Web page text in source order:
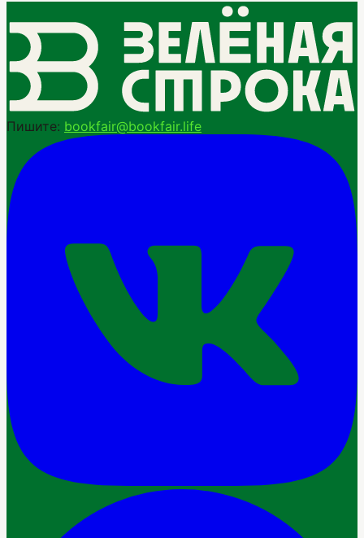
Пишите: bookfair@bookfair.life